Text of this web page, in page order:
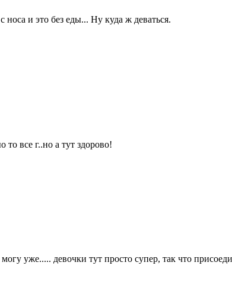
и это без еды... Ну куда ж деваться.
то все г..но а тут здорово!
могу уже..... девочки тут просто супер, так что